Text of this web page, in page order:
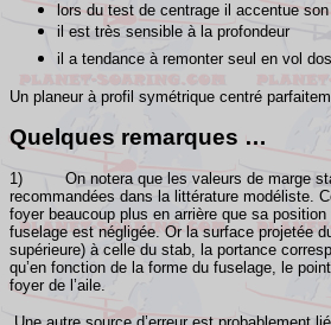
lors du test de centrage il accentue
il est très sensible à la profondeur
il a tendance à remonter seul en vol
Un planeur à profil symétrique centré
Quelques remarques …
1) On notera que les valeurs de marge
recommandées dans la littérature modéliste.
foyer beaucoup plus en arrière que sa
fuselage est négligée. Or la surface projetée
supérieure) à celle du stab, la portance
qu’en fonction de la forme du fuselage, le
foyer de l’aile.